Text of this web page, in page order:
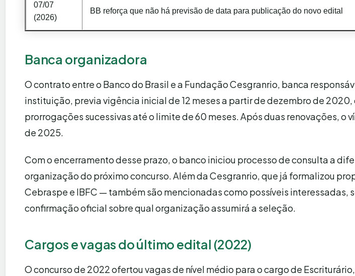
07/07
(2026)
BB reforça que não há previsão de data para publicação do novo edital
Banca organizadora
O contrato entre o Banco do Brasil e a Fundação Cesgranrio, banca
instituição, previa vigência inicial de 12 meses a partir de dezembro de
prorrogações sucessivas até o limite de 60 meses. Após duas renovações, o
de 2025.
Com o encerramento desse prazo, o banco iniciou processo de consulta a
organização do próximo concurso. Além da Cesgranrio, que já formalizou
Cebraspe e IBFC — também são mencionadas como possíveis interessadas,
confirmação oficial sobre qual organização assumirá a seleção.
Cargos e vagas do último edital (2022)
O concurso de 2022 ofertou vagas de nível médio para o cargo de